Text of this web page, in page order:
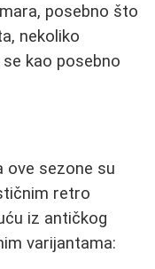
posebno što
nekoliko
kao posebno
ove sezone su
retro
iz antičkog
varijantama: